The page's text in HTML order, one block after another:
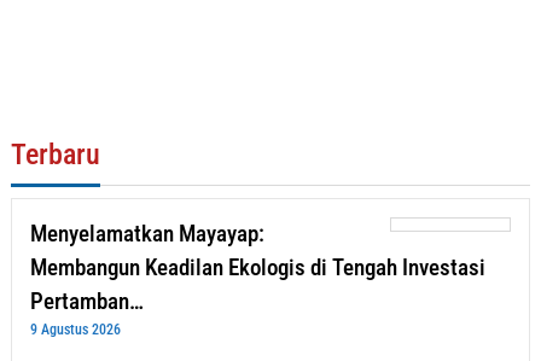
Terbaru
Menyelamatkan Mayayap:
Membangun Keadilan Ekologis di Tengah Investasi
Pertamban…
9 Agustus 2026